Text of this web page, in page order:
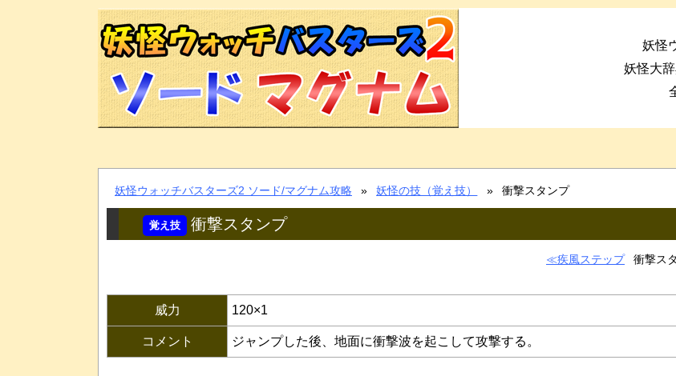
妖怪
妖怪大
妖怪ウォッチバスターズ2 ソード/マグナム攻略 妖怪の技（覚え技） 衝撃スタンプ
衝撃スタンプ
疾風ステップ 衝撃ス
威力 120×1
コメント ジャンプした後、地面に衝撃波を起こして攻撃する。